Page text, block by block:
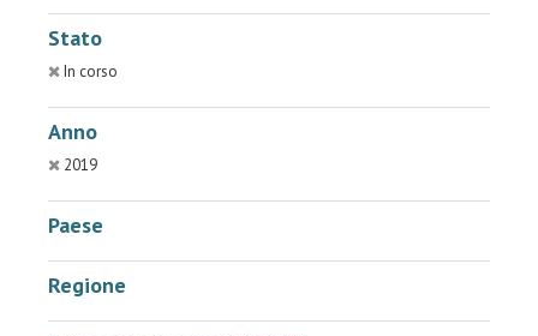
Stato
In corso
Anno
2019
Paese
Regione